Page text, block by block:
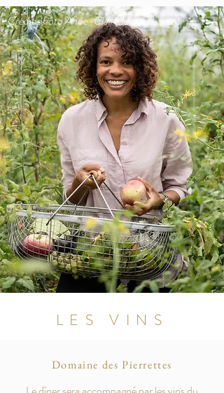
Credit photo Anne-Claire Heraud
LES VINS
Domaine des Pierrettes